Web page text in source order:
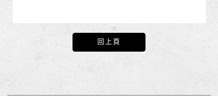
回上頁